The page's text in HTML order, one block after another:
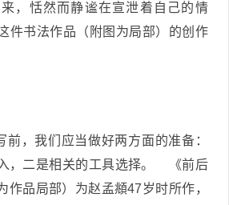
，恬然而静谧在宣泄着自己的情
件书法作品（附图为局部）的创作
，我们应当做好两方面的准备：
，二是相关的工具选择。 《前后
作品局部）为赵孟頫47岁时所作，